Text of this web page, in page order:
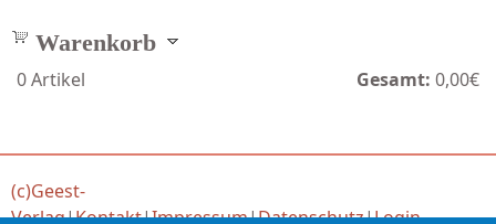
Warenkorb
0Artikel Gesamt: 0,00€
(c)Geest-
Verlag|Kontakt|Impressum|Datenschutz|Login